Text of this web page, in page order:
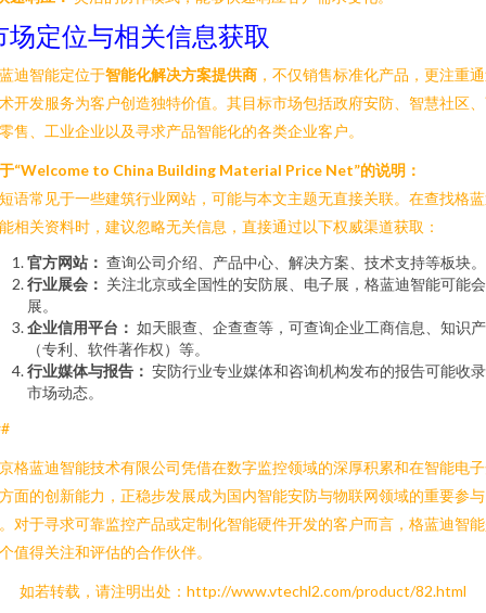
场定位与相关信息获取
迪智能定位于智能化解决方案提供商 ，不仅销售标准化产品，更注重
开发服务为客户创造独特价值。其目标市场包括政府安防、智慧社区
售、工业企业以及寻求产品智能化的各类企业客户。
“Welcome to China Building Material Price Net”的说明：
语常见于一些建筑行业网站，可能与本文主题无直接关联。在查找格
相关资料时，建议忽略无关信息，直接通过以下权威渠道获取：
官方网站： 查询公司介绍、产品中心、解决方案、技术支持等板块。
行业展会： 关注北京或全国性的安防展、电子展，格蓝迪智能可能
展。
企业信用平台： 如天眼查、企查查等，可查询企业工商信息、知识
（专利、软件著作权）等。
行业媒体与报告： 安防行业专业媒体和咨询机构发布的报告可能收
市场动态。
格蓝迪智能技术有限公司凭借在数字监控领域的深厚积累和在智能电
面的创新能力，正稳步发展成为国内智能安防与物联网领域的重要参与
对于寻求可靠监控产品或定制化智能硬件开发的客户而言，格蓝迪智
值得关注和评估的合作伙伴。
如若转载，请注明出处：http://www.vtechl2.com/product/82.html